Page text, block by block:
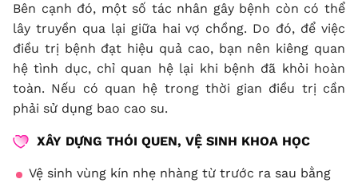
Bên cạnh đó, một số tác nhân gây bệnh còn có thể
lây truyền qua lại giữa hai vợ chồng. Do đó, để việc
điều trị bệnh đạt hiệu quả cao, bạn nên kiêng quan
hệ tình dục, chỉ quan hệ lại khi bệnh đã khỏi hoàn
toàn. Nếu có quan hệ trong thời gian điều trị cần
phải sử dụng bao cao su.
XÂY DỰNG THÓI QUEN, VỆ SINH KHOA HỌC
Vệ sinh vùng kín nhẹ nhàng từ trước ra sau bằng